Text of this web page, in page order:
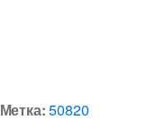
Метка:50820